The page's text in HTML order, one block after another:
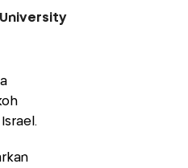
University